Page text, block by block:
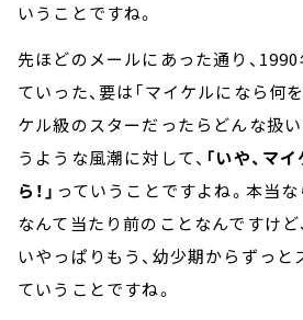
いうことですね。
先ほどのメールにあった通り、
ていった、要は「マイケルになら何
ケル級のスターだったらどんな扱い
うような風潮に対して、 「いや、マ
ら！」 っていうことですよね。本当
なんて当たり前のことなんですけど
いやっぱりもう、幼少期からずっと
ていうことですね。